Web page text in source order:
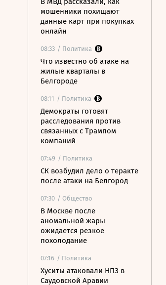
мошенники похищают
данные карт при покупках
онлайн
08:33 / Политика
Что известно об атаке на
жилые кварталы в
Белгороде
08:11 / Политика
Демократы готовят
расследования против
связанных с Трампом
компаний
07:49 / Политика
СК возбудил дело о теракте
после атаки на Белгород
07:30 / Общество
В Москве после
аномальной жары
ожидается резкое
похолодание
07:16 / Политика
Хуситы атаковали НПЗ в
Саудовской Аравии